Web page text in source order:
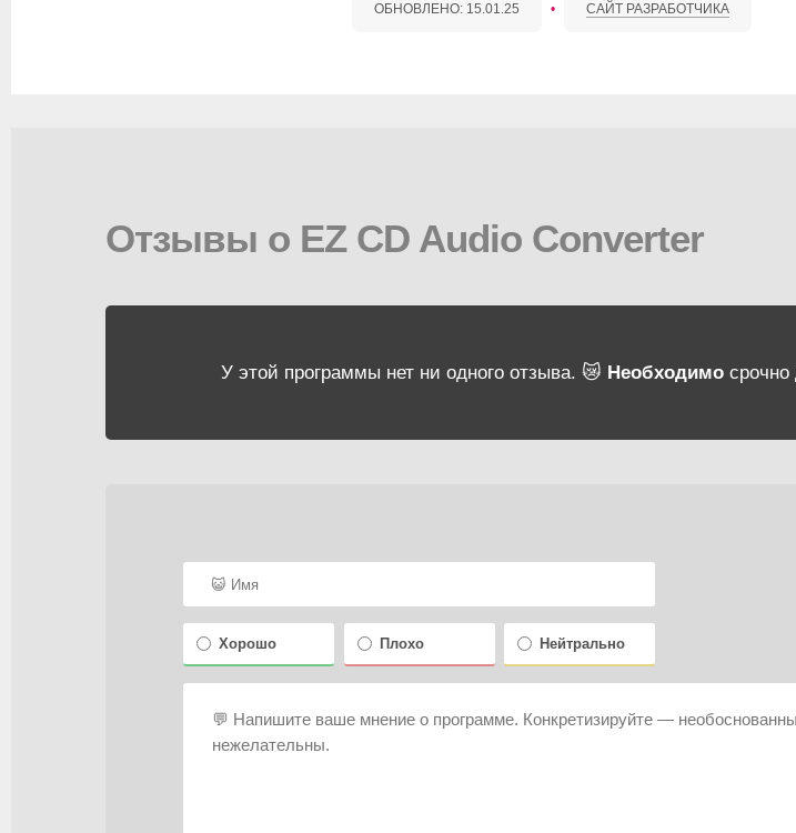
ОБНОВЛЕНО: 15.01.25 • САЙТ РАЗРАБОТЧИКА
Отзывы о EZ CD Audio Converter
У этой программы нет ни одного отзыва. 😿 Необходимо срочно
Хорошо Плохо Нейтрально